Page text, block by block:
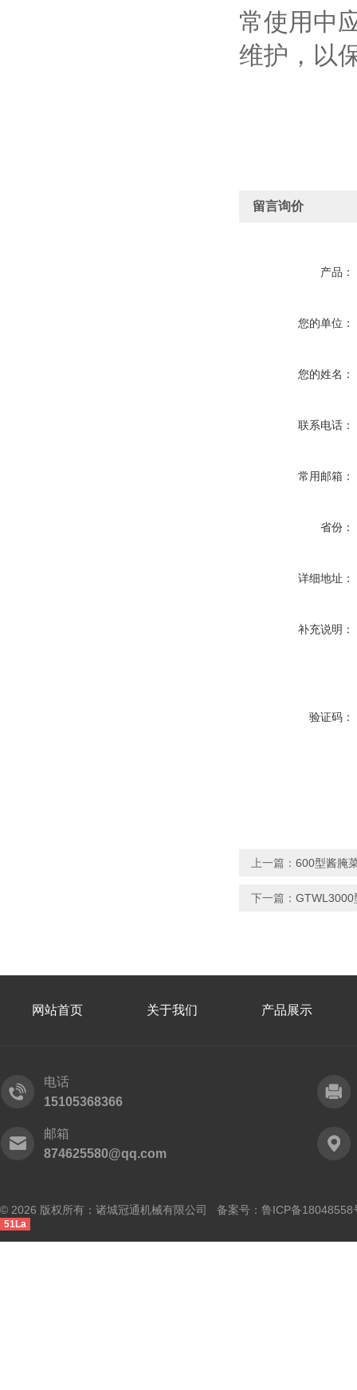
常使用中
维护，以
留言询价
产品：
您的单位：
您的姓名：
联系电话：
常用邮箱：
省份：
详细地址：
补充说明：
验证码：
上一篇： 600型酱腌
下一篇： GTWL3000
网站首页 关于我们 产品展示
电话
15105368366
邮箱
874625580@qq.com
© 2026 版权所有：诸城冠通机械有限公司 备案号： 鲁ICP备18048558
51La